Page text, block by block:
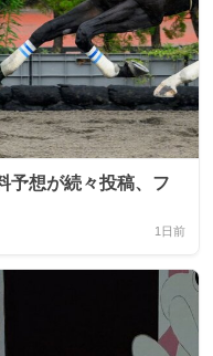
予想が続々投稿、フ
1日前